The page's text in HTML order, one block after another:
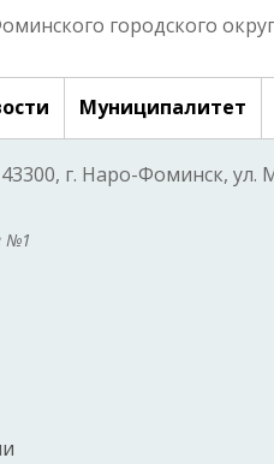
городского
Муниципалитет
г. Наро-Фоминск, ул.
№1